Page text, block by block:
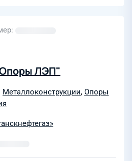
ЛЭП"
Металлоконструкции, Опоры